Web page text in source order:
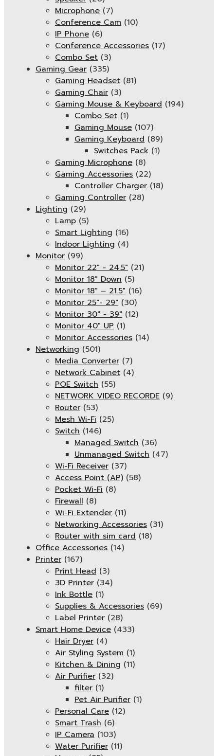
Microphone (7)
Conference Cam (10)
IP Phone (6)
Conference Accessories (17)
Combo Set (3)
Gaming Gear (335)
Gaming Headset (81)
Gaming Chair (3)
Gaming Mouse & Keyboard (194)
Combo Set (1)
Gaming Mouse (107)
Gaming Keyboard (89)
Switches Pack (1)
Gaming Microphone (8)
Gaming Accessories (22)
Controller Charger (18)
Gaming Controller (28)
Lighting (29)
Lamp (5)
Smart Lighting (16)
Indoor Lighting (4)
Monitor (99)
Monitor 22" - 24.5" (21)
Monitor 18" Down (5)
Monitor 18″ – 21.5″ (16)
Monitor 25''- 29" (30)
Monitor 30" - 39" (12)
Monitor 40" UP (1)
Monitor Accessories (14)
Networking (501)
Media Converter (7)
Network Cabinet (4)
POE Switch (55)
NETWORK VIDEO RECORDE (9)
Router (53)
Mesh Wi-Fi (25)
Switch (146)
Managed Switch (36)
Unmanaged Switch (47)
Wi-Fi Receiver (37)
Access Point (AP) (58)
Pocket Wi-Fi (8)
Firewall (8)
Wi-Fi Extender (11)
Networking Accessories (31)
Router with sim card (18)
Office Accessories (14)
Printer (167)
Print Head (3)
3D Printer (34)
Ink Bottle (1)
Supplies & Accessories (69)
Label Printer (28)
Smart Home Device (433)
Hair Dryer (4)
Air Styling System (1)
Kitchen & Dining (11)
Air Purifier (32)
filter (1)
Pet Air Purifier (1)
Personal Care (12)
Smart Trash (6)
IP Camera (103)
Water Purifier (11)